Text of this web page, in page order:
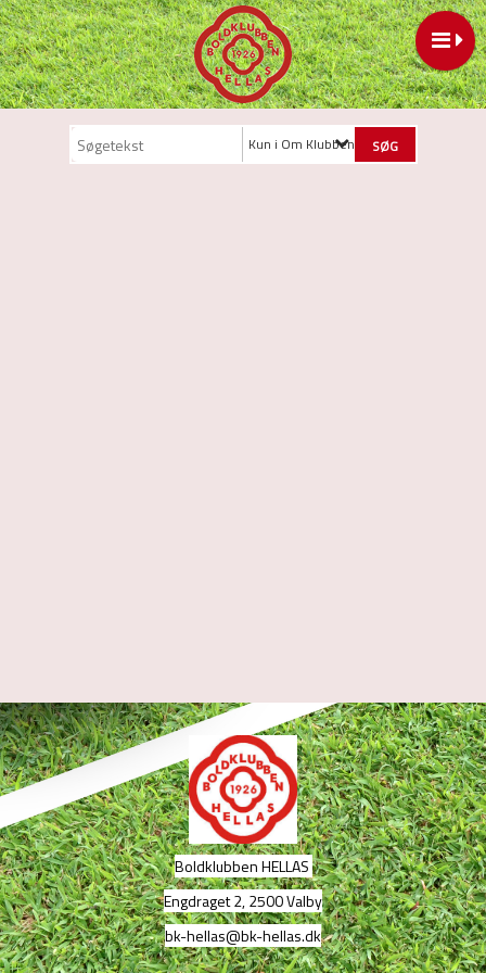
Kun i Om Klubben
Boldklubben HELLAS
Engdraget 2, 2500 Valby
bk-hellas@bk-hellas.dk